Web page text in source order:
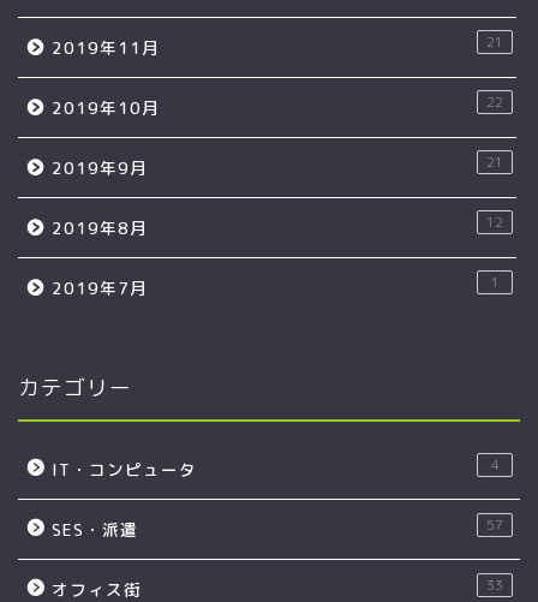
2019年11月 21
2019年10月 22
2019年9月 21
2019年8月 12
2019年7月 1
カテゴリー
IT・コンピュータ 4
SES・派遣 57
オフィス街 33